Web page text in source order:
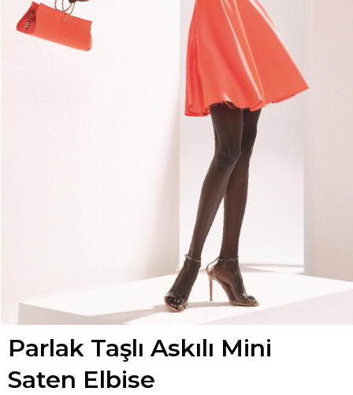
Parlak Taşlı Askılı Mini
Saten Elbise